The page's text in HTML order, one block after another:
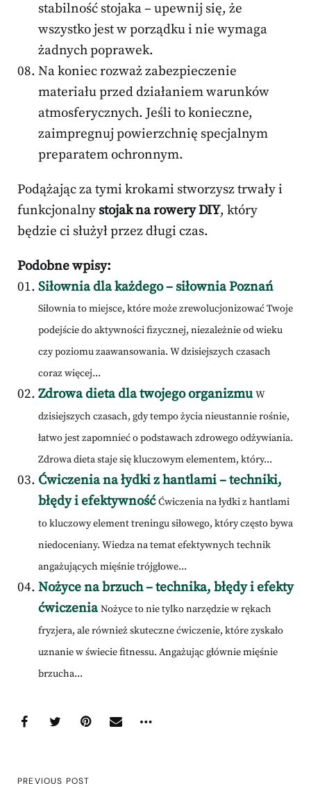
stabilność stojaka – upewnij się, że
wszystko jest w porządku i nie wymaga
żadnych poprawek.
Na koniec rozważ zabezpieczenie
materiału przed działaniem warunków
atmosferycznych. Jeśli to konieczne,
zaimpregnuj powierzchnię specjalnym
preparatem ochronnym.
Podążając za tymi krokami stworzysz trwały i
funkcjonalny stojak na rowery DIY, który
będzie ci służył przez długi czas.
Podobne wpisy:
Siłownia dla każdego – siłownia Poznań
Siłownia to miejsce, które może zrewolucjonizować Twoje
podejście do aktywności fizycznej, niezależnie od wieku
czy poziomu zaawansowania. W dzisiejszych czasach
coraz więcej...
Zdrowa dieta dla twojego organizmu W
dzisiejszych czasach, gdy tempo życia nieustannie rośnie,
łatwo jest zapomnieć o podstawach zdrowego odżywiania.
Zdrowa dieta staje się kluczowym elementem, który...
Ćwiczenia na łydki z hantlami – techniki,
błędy i efektywność Ćwiczenia na łydki z hantlami
to kluczowy element treningu siłowego, który często bywa
niedoceniany. Wiedza na temat efektywnych technik
angażujących mięśnie trójgłowe...
Nożyce na brzuch – technika, błędy i efekty
ćwiczenia Nożyce to nie tylko narzędzie w rękach
fryzjera, ale również skuteczne ćwiczenie, które zyskało
uznanie w świecie fitnessu. Angażując głównie mięśnie
brzucha...
PREVIOUS POST